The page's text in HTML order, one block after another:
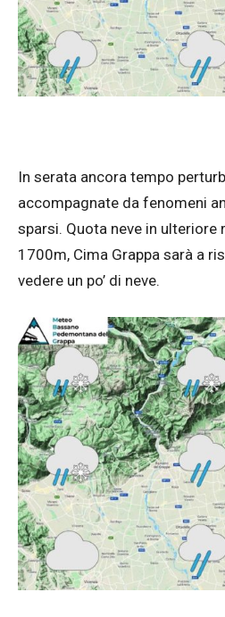
In serata ancora tempo
accompagnate da fenomeni
sparsi. Quota neve in ulteriore
1700m, Cima Grappa sarà a
vedere un po’ di neve.